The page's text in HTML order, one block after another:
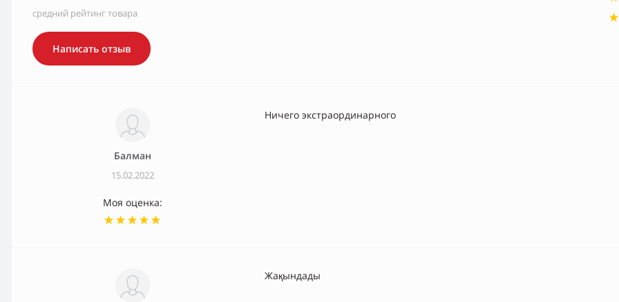
средний рейтинг товара
Написать отзыв
Балман
15.02.2022
Моя оценка:
Ничего экстраординарного
Жақындады